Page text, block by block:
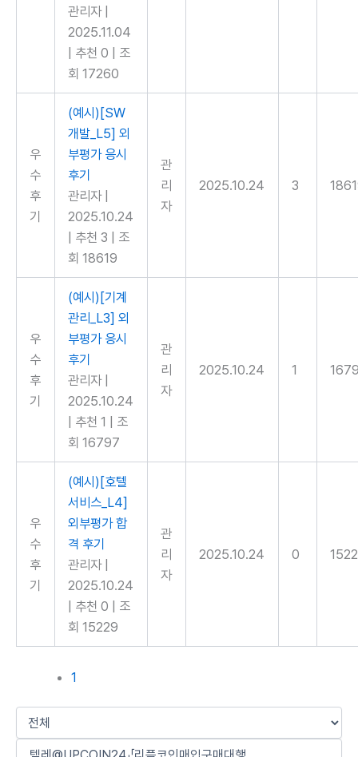
관리자
2025.11.04
추천 0
조
회 17260
우
수
후
기
(예시)[SW
개발_L5] 외
부평가 응시
후기
관리자
2025.10.24
추천 3
조
회 18619
관
리
자
2025.10.24 3
우
수
후
기
(예시)[기계
관리_L3] 외
부평가 응시
후기
관리자
2025.10.24
추천 1
조
회 16797
관
리
자
2025.10.24 1
우
수
후
기
(예시)[호텔
서비스_L4]
외부평가 합
격 후기
관리자
2025.10.24
추천 0
조
회 15229
관
리
자
2025.10.24 0
1